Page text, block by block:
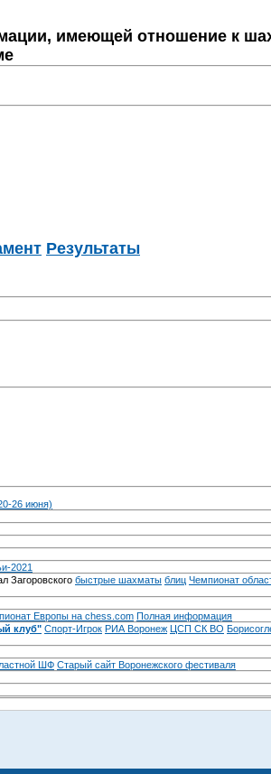
имеющей отношение к
Результаты
26 июня)
2021
Загоровского быстрые шахматы блиц Чемпионат
Европы на chess.com Полная информация
клуб" Спорт-Игрок РИА Воронеж ЦСП СК ВО
ШФ Старый сайт Воронежского фестиваля